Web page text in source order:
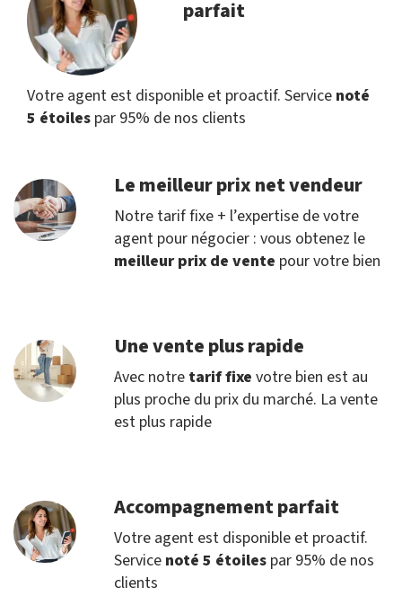
parfait
Votre agent est disponible et proactif. Service noté
5 étoiles par 95% de nos clients
Le meilleur prix net vendeur
Notre tarif fixe + l’expertise de votre
agent pour négocier : vous obtenez le
meilleur prix de vente pour votre bien
Une vente plus rapide
Avec notre tarif fixe votre bien est au
plus proche du prix du marché. La vente
est plus rapide
Accompagnement parfait
Votre agent est disponible et proactif.
Service noté 5 étoiles par 95% de nos
clients